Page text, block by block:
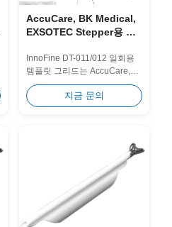
AccuCare, BK Medical,
EXSOTEC Stepper용 일
트 DT-011 / DT-012 (범용
타입)
InnoFine DT-011/012 일회용
템플릿 그리드는 AccuCare,
BK Medical 및 EXSOTEC 스테
퍼용으로 맞춤 제작되었습니
다. 원활한 17G/18G 바늘...
지금 문의